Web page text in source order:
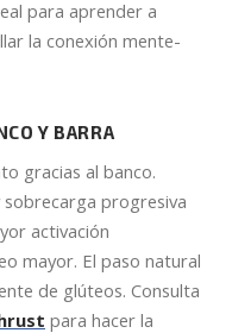
para aprender a
la conexión mente-
Y BARRA
gracias al banco.
sobrecarga progresiva
activación
mayor. El paso natural
de glúteos. Consulta
para hacer la